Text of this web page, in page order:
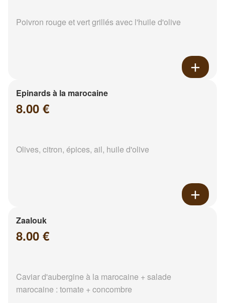
Poivron rouge et vert grillés avec l'huile d'olive
Epinards à la marocaine
8.00 €
Olives, citron, épices, ail, huile d'olive
Zaalouk
8.00 €
Caviar d'aubergine à la marocaine + salade
marocaine : tomate + concombre